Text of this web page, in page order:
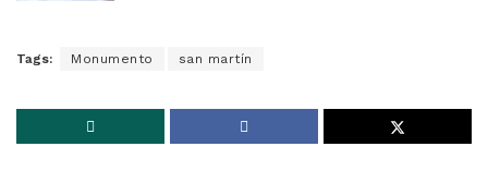
Tags: Monumento san martín